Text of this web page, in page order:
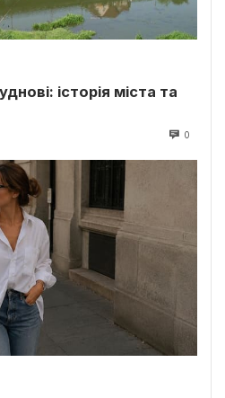
історія міста та
0